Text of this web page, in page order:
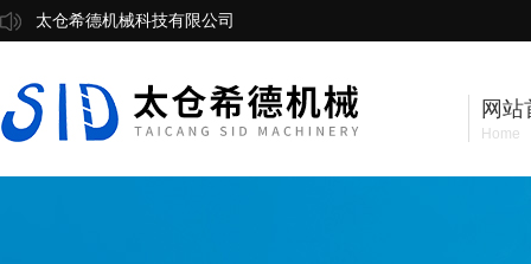
太仓希德机械科技有限公司
网站
Home